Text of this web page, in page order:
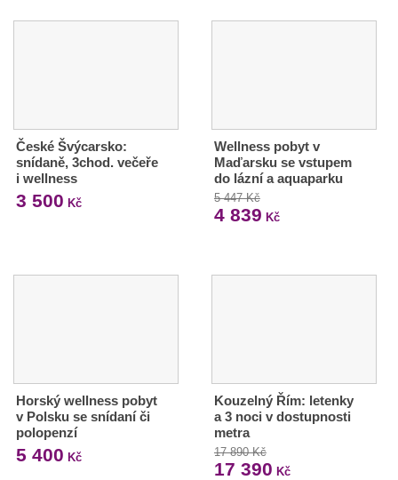
České Švýcarsko:
snídaně, 3chod. večeře
i wellness
3 500 Kč
Wellness pobyt v
Maďarsku se vstupem
do lázní a aquaparku
5 447 Kč
4 839 Kč
Horský wellness pobyt
v Polsku se snídaní či
polopenzí
5 400 Kč
Kouzelný Řím: letenky
a 3 noci v dostupnosti
metra
17 890 Kč
17 390 Kč